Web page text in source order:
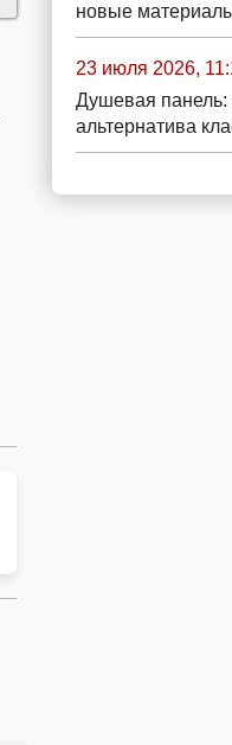
новые
23 июля 2026,
Душевая панель:
альтернатива